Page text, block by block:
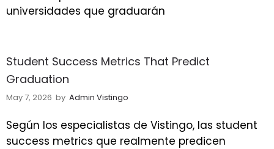
universidades que graduarán
Student Success Metrics That Predict
Graduation
May 7, 2026 by Admin Vistingo
Según los especialistas de Vistingo, las student
success metrics que realmente predicen